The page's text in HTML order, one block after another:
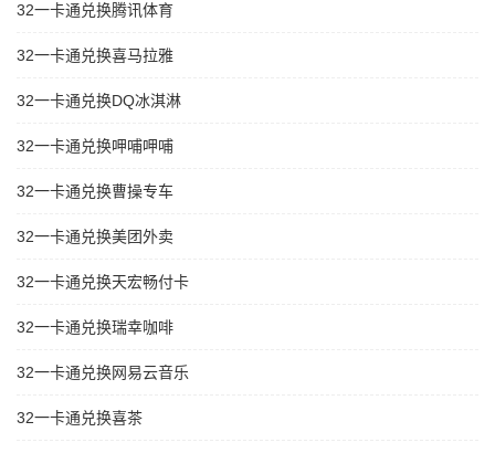
32一卡通兑换腾讯体育
32一卡通兑换喜马拉雅
32一卡通兑换DQ冰淇淋
32一卡通兑换呷哺呷哺
32一卡通兑换曹操专车
32一卡通兑换美团外卖
32一卡通兑换天宏畅付卡
32一卡通兑换瑞幸咖啡
32一卡通兑换网易云音乐
32一卡通兑换喜茶